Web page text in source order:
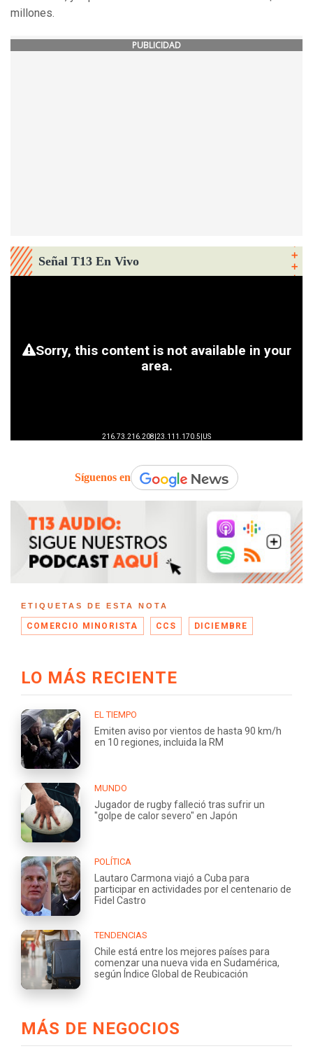
millones.
PUBLICIDAD
Señal T13 En Vivo
Síguenos en
ETIQUETAS DE ESTA NOTA
COMERCIO MINORISTA CCS DICIEMBRE
LO MÁS RECIENTE
EL TIEMPO
Emiten aviso por vientos de hasta 90 km/h
en 10 regiones, incluida la RM
MUNDO
Jugador de rugby falleció tras sufrir un
"golpe de calor severo" en Japón
POLÍTICA
Lautaro Carmona viajó a Cuba para
participar en actividades por el centenario de
Fidel Castro
TENDENCIAS
Chile está entre los mejores países para
comenzar una nueva vida en Sudamérica,
según Índice Global de Reubicación
MÁS DE NEGOCIOS